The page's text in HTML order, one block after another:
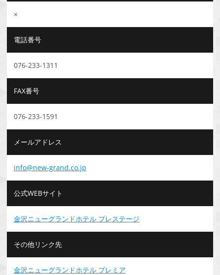
×
電話番号
076-233-1311
FAX番号
076-233-1591
メールアドレス
info@new-grand.co.jp
公式WEBサイト
金沢ニューグランドホテル プレステージ
その他リンク先
金沢ニューグランドホテル プレミア